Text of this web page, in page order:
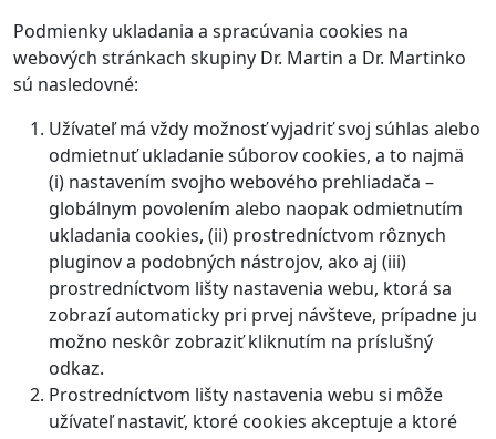
Podmienky ukladania a spracúvania cookies na
webových stránkach skupiny Dr. Martin a Dr. Martinko
sú nasledovné:
Užívateľ má vždy možnosť vyjadriť svoj súhlas alebo
odmietnuť ukladanie súborov cookies, a to najmä
(i) nastavením svojho webového prehliadača –
globálnym povolením alebo naopak odmietnutím
ukladania cookies, (ii) prostredníctvom rôznych
pluginov a podobných nástrojov, ako aj (iii)
prostredníctvom lišty nastavenia webu, ktorá sa
zobrazí automaticky pri prvej návšteve, prípadne ju
možno neskôr zobraziť kliknutím na príslušný
odkaz.
Prostredníctvom lišty nastavenia webu si môže
užívateľ nastaviť, ktoré cookies akceptuje a ktoré